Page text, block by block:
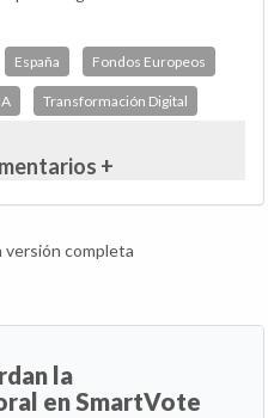
España Fondos Europeos
Transformación Digital
+
completa
la
en SmartVote